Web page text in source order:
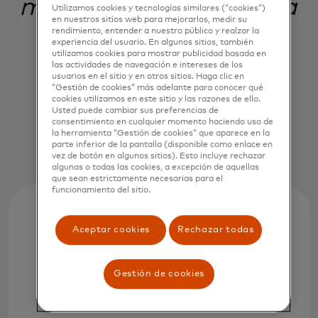
más transparente para
todos.
Jorn Lambert
Chief Product Officer, Mastercard
Utilizamos cookies y tecnologías similares (“cookies”)
en nuestros sitios web para mejorarlos, medir su
rendimiento, entender a nuestro público y realzar la
experiencia del usuario. En algunos sitios, también
utilizamos cookies para mostrar publicidad basada en
las actividades de navegación e intereses de los
usuarios en el sitio y en otros sitios. Haga clic en
“Gestión de cookies” más adelante para conocer qué
cookies utilizamos en este sitio y las razones de ello.
Usted puede cambiar sus preferencias de
consentimiento en cualquier momento haciendo uso de
la herramienta “Gestión de cookies” que aparece en la
parte inferior de la pantalla (disponible como enlace en
vez de botón en algunos sitios). Esto incluye rechazar
algunas o todas las cookies, a excepción de aquellas
que sean estrictamente necesarias para el
funcionamiento del sitio.
Aceptar cookies Rechazar todas
Gestión de cookies